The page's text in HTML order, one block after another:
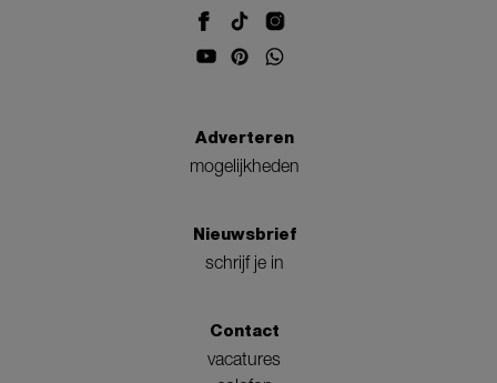
Adverteren
mogelijkheden
Nieuwsbrief
schrijf je in
Contact
vacatures